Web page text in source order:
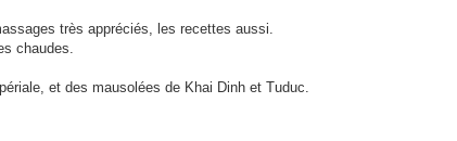
très appréciés, les recettes aussi.
chaudes.
et des mausolées de Khai Dinh et Tuduc.